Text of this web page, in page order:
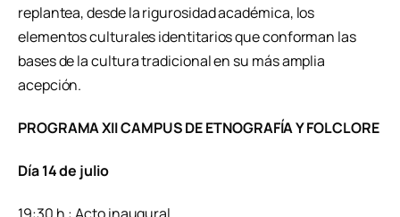
replantea, desde la rigurosidad académica, los
elementos culturales identitarios que conforman las
bases de la cultura tradicional en su más amplia
acepción.
PROGRAMA XII CAMPUS DE ETNOGRAFÍA Y FOLCLORE
Día 14 de julio